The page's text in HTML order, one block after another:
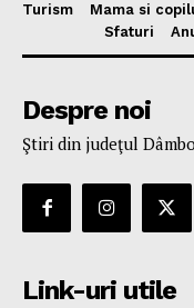
Turism
Mama si
Sfaturi
Despre noi
Ştiri din judeţul
Link-uri utile